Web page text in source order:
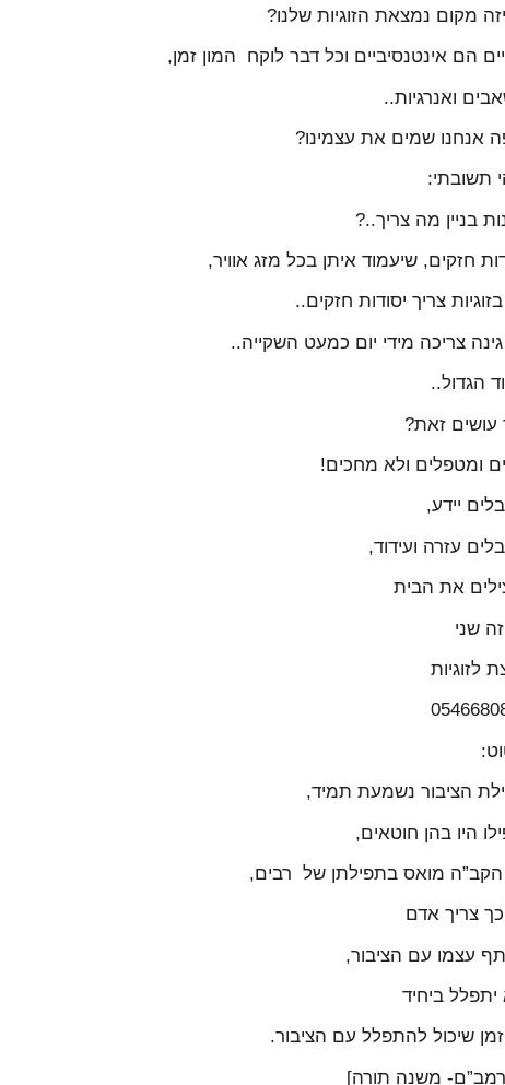
מקום נמצאת הזוגיות שלנו?
הם אינטנסיביים וכל דבר לוקח המון זמן,
ואנרגיות..
אנחנו שמים את עצמינו?
תשובתי:
בניין מה צריך..?
חזקים, שיעמוד איתן בכל מזג אוויר,
צריך יסודות חזקים..
צריכה מידי יום כמעט השקייה..
הגדול..
עושים זאת?
ומטפלים ולא מחכים!
יידע,
עזרה ועידוד,
את הבית
שני
לזוגיות
הציבור נשמעת תמיד,
היו בהן חוטאים,
הקב”ה מואס בתפילתן של רבים,
צריך אדם
עצמו עם הציבור,
יתפלל ביחיד
שיכול להתפלל עם הציבור.
משנה תורה]